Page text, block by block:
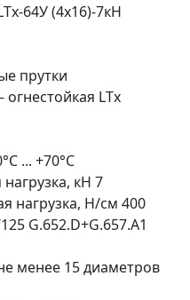
64У (4x16)-7кН
прутки
огнестойкая LTx
... +70°C
кН 7
нагрузка, Н/см 400
G.652.D+G.657.A1
менее 15 диаметров